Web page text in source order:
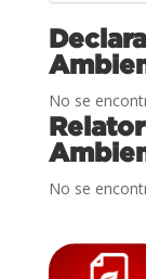
No se
No se